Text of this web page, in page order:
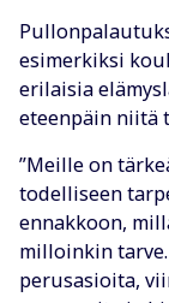
esimerkiksi
erilaisia
eteenpäin niitä
”Meille on
todelliseen
ennakkoon,
milloinkin
perusasioita,